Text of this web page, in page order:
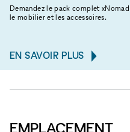
Demandez le pack complet
le mobilier et les accessoires.
EN SAVOIR PLUS
EMPLACEMENT